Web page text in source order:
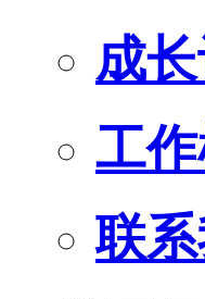
成
工
联